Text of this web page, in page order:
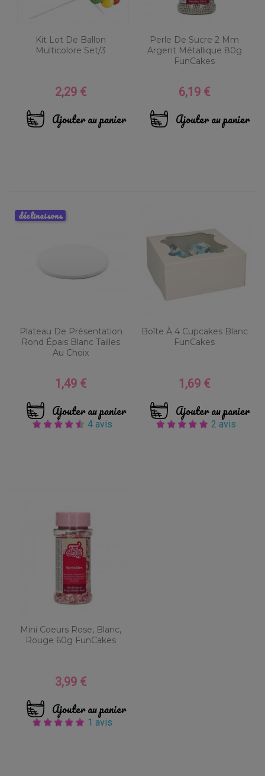
Kit Lot De Ballon
Multicolore Set/3
Prix
2,29 €
Ajouter au panier
Perle De Sucre 2 Mm
Argent Métallique 80g
FunCakes
Prix
6,19 €
Ajouter au panier
Plateau De Présentation
Rond Épais Blanc Tailles
Au Choix
Prix
1,49 €
Ajouter au panier
4 avis
déclinaisons
Boîte À 4 Cupcakes Blanc
FunCakes
Prix
1,69 €
Ajouter au panier
2 avis
Mini Coeurs Rose, Blanc,
Rouge 60g FunCakes
Prix
3,99 €
Ajouter au panier
1 avis